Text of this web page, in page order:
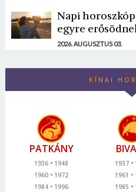
Napi
egyre
2026. AUGUSZTUS 03.
KÍNAI
PATKÁNY
1936
1948
1960
1972
1984
1996
1937
1961
1985